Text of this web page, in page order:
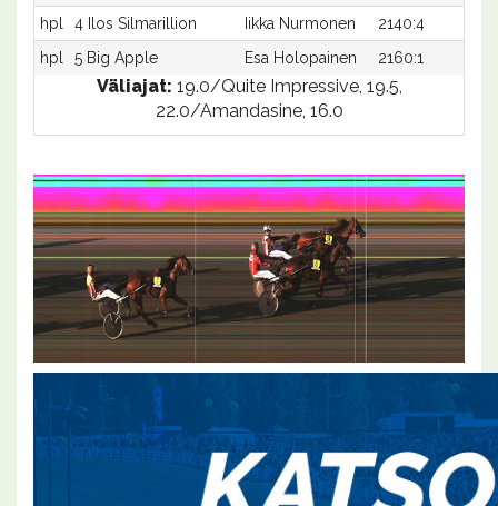
hpl
4 Ilos Silmarillion Iikka Nurmonen 2140:4
hpl
5 Big Apple Esa Holopainen 2160:1
Väliajat: 19.0/Quite Impressive, 19.5,
22.0/Amandasine, 16.0